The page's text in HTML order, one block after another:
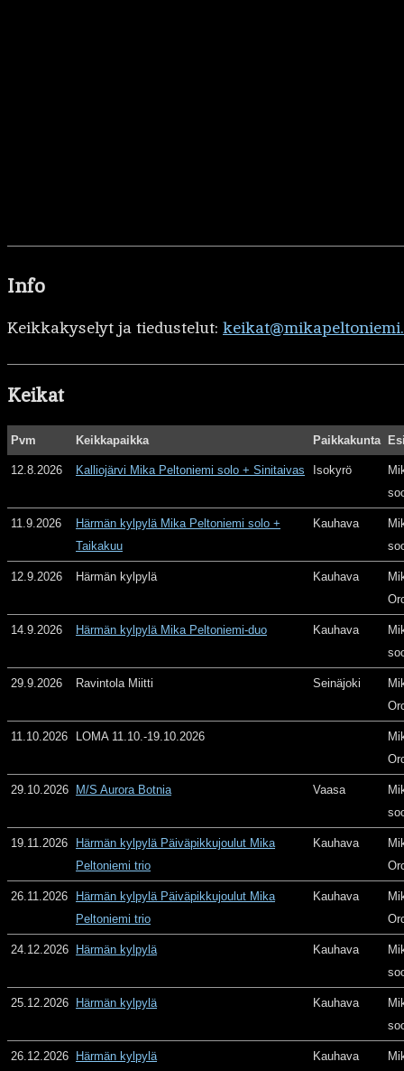
Info
Keikkakyselyt ja tiedustelut:
Keikat
Pvm Keikkapaikka Paikkakunta
12.8.2026 Kalliojärvi Mika Peltoniemi solo + Sinitaivas Isokyrö
11.9.2026
Härmän kylpylä Mika Peltoniemi solo +
Taikakuu
Kauhava
12.9.2026 Härmän kylpylä Kauhava
14.9.2026 Härmän kylpylä Mika Peltoniemi-duo Kauhava
29.9.2026 Ravintola Miitti Seinäjoki
11.10.2026 LOMA 11.10.-19.10.2026
29.10.2026 M/S Aurora Botnia Vaasa
19.11.2026
Härmän kylpylä Päiväpikkujoulut Mika
Peltoniemi trio
Kauhava
26.11.2026
Härmän kylpylä Päiväpikkujoulut Mika
Peltoniemi trio
Kauhava
24.12.2026 Härmän kylpylä Kauhava
25.12.2026 Härmän kylpylä Kauhava
26.12.2026 Härmän kylpylä Kauhava